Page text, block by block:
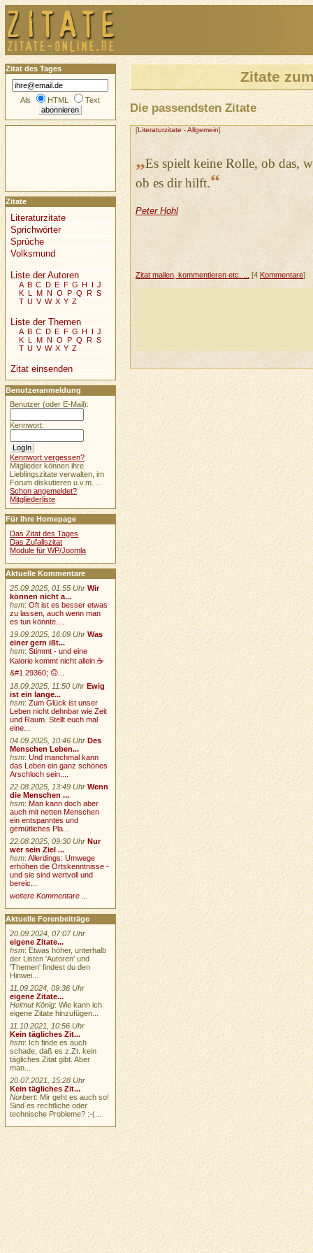
Zitate
Die passendsten Zitate
[Literaturzitate -Allgemein]
„Es spielt keine Rolle, ob das,
ob es dir hilft.“
Peter Hohl
Zitat mailen, kommentieren etc. ... [4 Kommentare]
Zitat des Tages
Als HTML Text
Zitate
Literaturzitate
Sprichwörter
Sprüche
Volksmund
Liste der Autoren
A B C D E F G H I J
K L M N O P Q R S
T U V W X Y Z
Liste der Themen
A B C D E F G H I J
K L M N O P Q R S
T U V W X Y Z
Zitat einsenden
Benutzeranmeldung
Benutzer (oder E-Mail):
Kennwort:
Kennwort vergessen?
Mitglieder können ihre
Lieblingszitate verwalten, im
Forum diskutieren u.v.m. ...
Schon angemeldet?
Mitgliederliste
Für Ihre Homepage
Das Zitat des Tages
Das Zufallszitat
Module für WP/Joomla
Aktuelle Kommentare
25.09.2025, 01:55 Uhr Wir
können nicht a...
hsm:Oft ist es besser etwas
zu lassen, auch wenn man
es tun könnte....
19.09.2025, 16:09 Uhr Was
einer gern ißt...
hsm:Stimmt - und eine
Kalorie kommt nicht allein.☕
&#1 29360; 🙃...
18.09.2025, 11:50 Uhr Ewig
ist ein lange...
hsm:Zum Glück ist unser
Leben nicht dehnbar wie Zeit
und Raum. Stellt euch mal
eine...
04.09.2025, 10:46 Uhr Des
Menschen Leben...
hsm:Und manchmal kann
das Leben ein ganz schönes
Arschloch sein....
22.08.2025, 13:49 Uhr Wenn
die Menschen ...
hsm:Man kann doch aber
auch mit netten Menschen
ein entspanntes und
gemütliches Pla...
22.08.2025, 09:30 Uhr Nur
wer sein Ziel ...
hsm:Allerdings: Umwege
erhöhen die Ortskenntnisse -
und sie sind wertvoll und
bereic...
weitere Kommentare ...
Aktuelle Forenbeiträge
20.09.2024, 07:07 Uhr
eigene Zitate...
hsm: Etwas höher, unterhalb
der Listen 'Autoren' und
'Themen' findest du den
Hinwei...
11.09.2024, 09:36 Uhr
eigene Zitate...
Helmut König: Wie kann ich
eigene Zitate hinzufügen...
11.10.2021, 10:56 Uhr
Kein tägliches Zit...
hsm: Ich finde es auch
schade, daß es z.Zt. kein
tägliches Zitat gibt. Aber
man...
20.07.2021, 15:28 Uhr
Kein tägliches Zit...
Norbert: Mir geht es auch so!
Sind es rechtliche oder
technische Probleme? :-(...